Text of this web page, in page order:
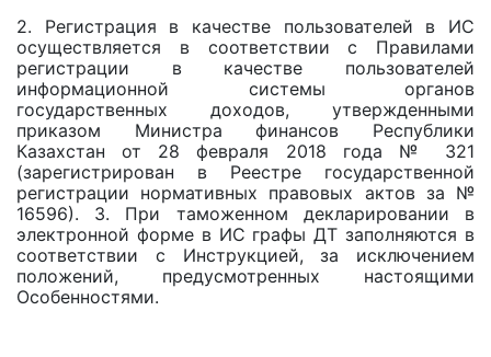
2. Регистрация в качестве пользователей в ИС
осуществляется в соответствии с Правилами
регистрации в качестве пользователей
информационной системы органов
государственных доходов, утвержденными
приказом Министра финансов Республики
Казахстан от 28 февраля 2018 года № 321
(зарегистрирован в Реестре государственной
регистрации нормативных правовых актов за №
16596). 3. При таможенном декларировании в
электронной форме в ИС графы ДТ заполняются в
соответствии с Инструкцией, за исключением
положений, предусмотренных настоящими
Особенностями.